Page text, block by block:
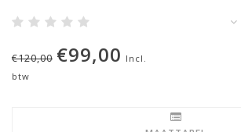
€120,00 €99,00 Incl.
btw